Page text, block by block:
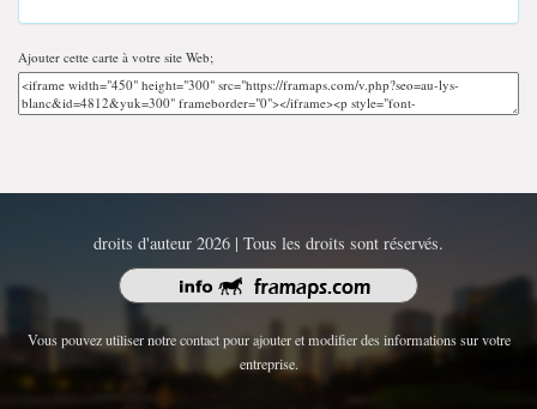
Ajouter cette carte à votre site Web;
droits d'auteur 2026 | Tous les droits sont réservés.
Vous pouvez utiliser notre contact pour ajouter et modifier des informations sur votre
entreprise.